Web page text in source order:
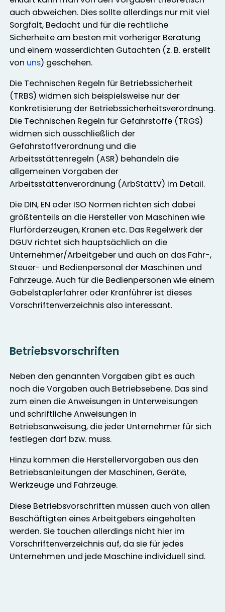
auch abweichen. Dies sollte allerdings nur mit viel
Sorgfalt, Bedacht und für die rechtliche
Sicherheite am besten mit vorheriger Beratung
und einem wasserdichten Gutachten (z. B. erstellt
von uns) geschehen.
Die Technischen Regeln für Betriebssicherheit
(TRBS) widmen sich beispielsweise nur der
Konkretisierung der Betriebssicherheitsverordnung.
Die Technischen Regeln für Gefahrstoffe (TRGS)
widmen sich ausschließlich der
Gefahrstoffverordnung und die
Arbeitsstättenregeln (ASR) behandeln die
allgemeinen Vorgaben der
Arbeitsstättenverordnung (ArbStättV) im Detail.
Die DIN, EN oder ISO Normen richten sich dabei
größtenteils an die Hersteller von Maschinen wie
Flurförderzeugen, Kranen etc. Das Regelwerk der
DGUV richtet sich hauptsächlich an die
Unternehmer/Arbeitgeber und auch an das Fahr-,
Steuer- und Bedienpersonal der Maschinen und
Fahrzeuge. Auch für die Bedienpersonen wie einem
Gabelstaplerfahrer oder Kranführer ist dieses
Vorschriftenverzeichnis also interessant.
Betriebsvorschriften
Neben den genannten Vorgaben gibt es auch
noch die Vorgaben auch Betriebsebene. Das sind
zum einen die Anweisungen in Unterweisungen
und schriftliche Anweisungen in
Betriebsanweisung, die jeder Unternehmer für sich
festlegen darf bzw. muss.
Hinzu kommen die Herstellervorgaben aus den
Betriebsanleitungen der Maschinen, Geräte,
Werkzeuge und Fahrzeuge.
Diese Betriebsvorschriften müssen auch von allen
Beschäftigten eines Arbeitgebers eingehalten
werden. Sie tauchen allerdings nicht hier im
Vorschriftenverzeichnis auf, da sie für jedes
Unternehmen und jede Maschine individuell sind.